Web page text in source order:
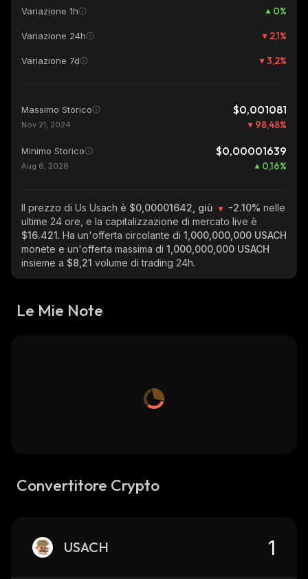
Variazione 1h 0%
Variazione 24h 2,1%
Variazione 7d 3,2%
Massimo Storico $0,001081
Nov 21, 2024 98,48%
Minimo Storico $0,00001639
Aug 6, 2026 0,16%
Il prezzo di Us Usach è $0,00001642, giù -2.10% nelle
ultime 24 ore, e la capitalizzazione di mercato live è
$16.421. Ha un'offerta circolante di 1,000,000,000 USACH
monete e un'offerta massima di 1,000,000,000 USACH
insieme a $8,21 volume di trading 24h.
Le Mie Note
Convertitore Crypto
USACH